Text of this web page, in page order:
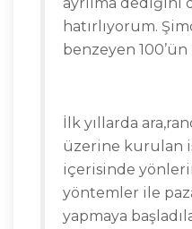
hatırlıyorum.
benzeyen
İlk yıllarda
üzerine kurulan
içerisinde
yöntemler ile
yapmaya